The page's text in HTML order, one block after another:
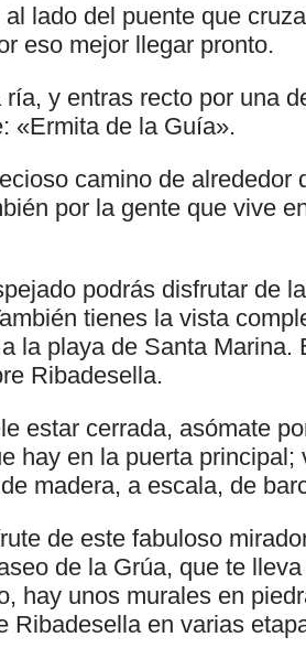
lado del puente que
eso mejor llegar pronto.
y entras recto por una
«Ermita de la Guía».
camino de alrededor
por la gente que vive
podrás disfrutar de
tienes la vista
la playa de Santa Marina.
Ribadesella.
estar cerrada, asómate
hay en la puerta principal;
madera, a escala, de
de este fabuloso
de la Grúa, que te
hay unos murales en
Ribadesella en varias